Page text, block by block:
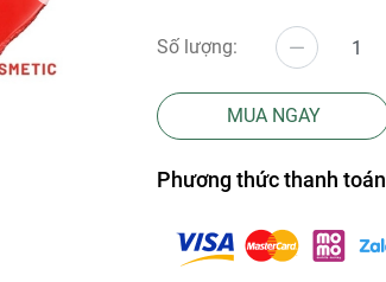
Số lượng:
MUA NGAY
Phương thức thanh toán